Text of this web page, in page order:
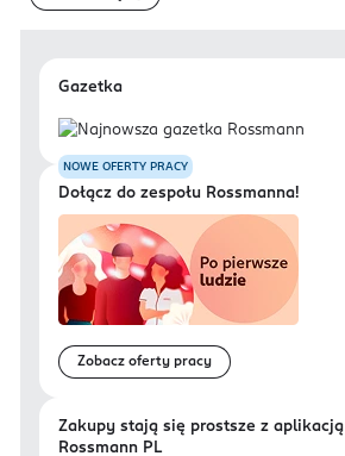
Gazetka
NOWE OFERTY PRACY
Dołącz do zespołu Rossmanna!
Zobacz oferty pracy
Zakupy stają się prostsze z aplikacją
Rossmann PL